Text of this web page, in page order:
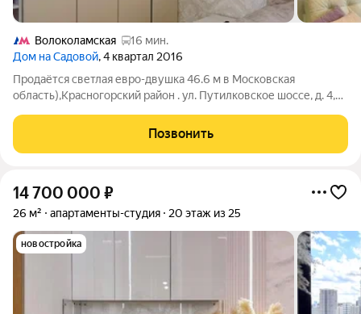
Волоколамская
16 мин.
Дом на Садовой, 4 квартал 2016
Продаётся светлая евро-двушка 46.6 м в Московская
область),Красногорский район . ул. Путилковское шоссе, д. 4,
просторная кухня-гостиная 20 м и отдельная спальня 15 м.
Этаж 17 никто не
Позвонить
14 700 000 ₽
26 м² апартаменты-студия 20 этаж из 25
новостройка